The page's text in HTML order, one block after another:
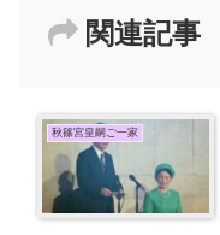
関連記事
秋篠宮皇嗣ご一家